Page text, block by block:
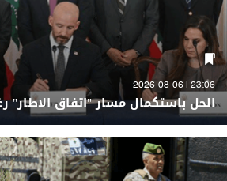
23:06 | 2026-08-06
الحل باستكمال مسار "اتفاق الاطار"